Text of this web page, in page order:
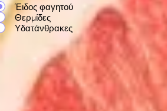
Έιδος φαγητού
Θερμίδες
Υδατάνθρακες